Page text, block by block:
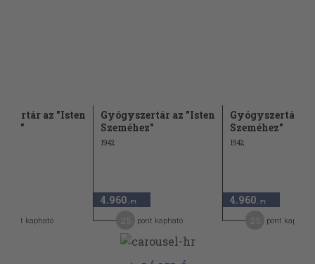
az "Isten
pont kapható
Gyógyszertár az "Isten
Szeméhez"
1942
4.960 ,-Ft
pont kapható
Gyógyszertár
Szeméhez"
1942
4.960 ,-Ft
pont kapható